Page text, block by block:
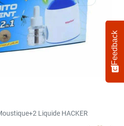
Liquide HACKER
Feedback